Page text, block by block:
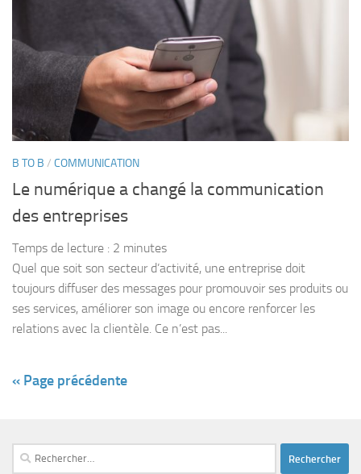
B TO B / COMMUNICATION
Le numérique a changé la communication
des entreprises
Temps de lecture : 2 minutes
Quel que soit son secteur d’activité, une entreprise doit
toujours diffuser des messages pour promouvoir ses produits ou
ses services, améliorer son image ou encore renforcer les
relations avec la clientèle. Ce n’est pas...
« Page précédente
Rechercher :